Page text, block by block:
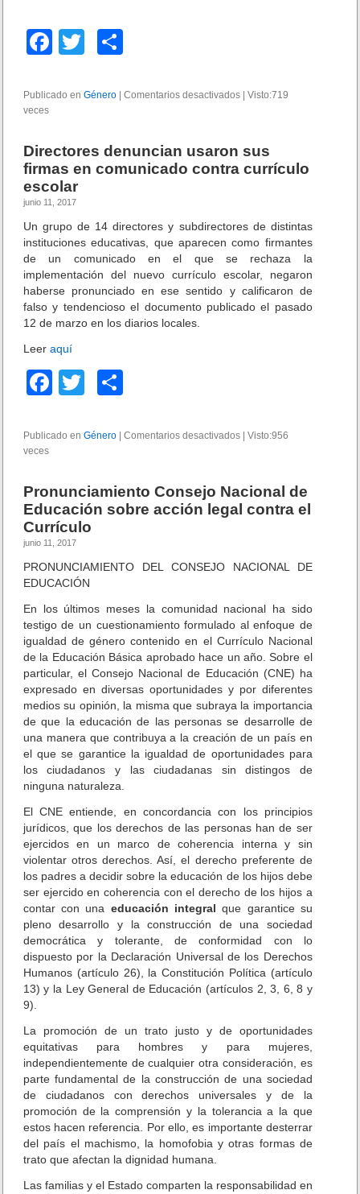
P
r
e
s
o
F
c
b
o
o
k
tt
m
ar
tir
Publicado en Género Comentarios desactivadose
F
s
o
d
u
c
m
a
a
n
o
I
a
l
a
C
l
a
Visto:719
veces
Directores denuncian usaron sus
firmas en comunicado contra currículo
escolar
junio 11, 2017
Un grupo de 14 directores y subdirectores de distintas
instituciones educativas, que aparecen como firmantes
de un comunicado en el que se rechaza la
implementación del nuevo currículo escolar, negaron
haberse pronunciado en ese sentido y calificaron de
falso y tendencioso el documento publicado el pasado
12 de marzo en los diarios locales.
Leeraquí
F
c
b
o
o
k
tt
m
ar
tir
Publicado en Género Comentarios desactivadose
r
e
r
s
e
n
c
i
a
n
u
o
n
s
u
s
f
i
r
m
a
s
e
o
m
u
n
i
c
a
d
o
Visto:956
veces
Pronunciamiento Consejo Nacional de
Educación sobre acción legal contra el
Currículo
junio 11, 2017
PRONUNCIAMIENTO DEL CONSEJO NACIONAL DE
EDUCACIÓN
En los últimos meses la comunidad nacional ha sido
testigo de un cuestionamiento formulado al enfoque de
igualdad de género contenido en el Currículo Nacional
de la Educación Básica aprobado hace un año. Sobre el
particular, el Consejo Nacional de Educación (CNE) ha
expresado en diversas oportunidades y por diferentes
medios su opinión, la misma que subraya la importancia
de que la educación de las personas se desarrolle de
una manera que contribuya a la creación de un país en
el que se garantice la igualdad de oportunidades para
los ciudadanos y las ciudadanas sin distingos de
ninguna naturaleza.
El CNE entiende, en concordancia con los principios
jurídicos, que los derechos de las personas han de ser
ejercidos en un marco de coherencia interna y sin
violentar otros derechos. Así, el derecho preferente de
los padres a decidir sobre la educación de los hijos debe
ser ejercido en coherencia con el derecho de los hijos a
contar con una educación integral que garantice su
pleno desarrollo y la construcción de una sociedad
democrática y tolerante, de conformidad con lo
dispuesto por la Declaración Universal de los Derechos
Humanos (artículo 26), la Constitución Política (artículo
13) y la Ley General de Educación (artículos 2, 3, 6, 8 y
9).
La promoción de un trato justo y de oportunidades
equitativas para hombres y para mujeres,
independientemente de cualquier otra consideración, es
parte fundamental de la construcción de una sociedad
de ciudadanos con derechos universales y de la
promoción de la comprensión y la tolerancia a la que
estos hacen referencia. Por ello, es importante desterrar
del país el machismo, la homofobia y otras formas de
trato que afectan la dignidad humana.
Las familias y el Estado comparten la responsabilidad en